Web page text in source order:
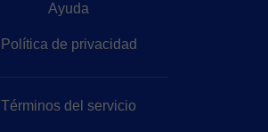
Ayuda
Política de privacidad
Términos del servicio